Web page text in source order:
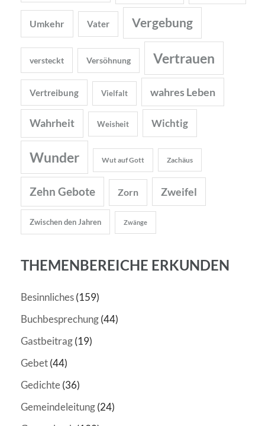
Umkehr Vater Vergebung
versteckt Versöhnung Vertrauen
Vertreibung Vielfalt wahres Leben
Wahrheit Weisheit Wichtig
Wunder Wut auf Gott Zachäus
Zehn Gebote Zorn Zweifel
Zwischen den Jahren Zwänge
THEMENBEREICHE ERKUNDEN
Besinnliches(159)
Buchbesprechung(44)
Gastbeitrag(19)
Gebet(44)
Gedichte(36)
Gemeindeleitung(24)